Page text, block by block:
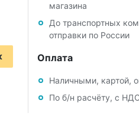
магазина
До транспортных
отправки по России
Оплата
Наличными, картой,
По б/н расчёту, с